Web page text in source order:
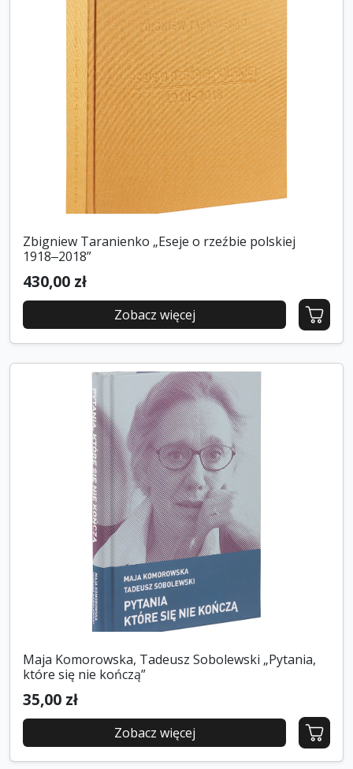
Zbigniew Taranienko „Eseje o rzeźbie polskiej
1918‒2018”
430,00 zł
Zobacz więcej
Maja Komorowska, Tadeusz Sobolewski „Pytania,
które się nie kończą”
35,00 zł
Zobacz więcej